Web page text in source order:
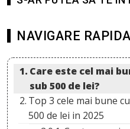
NAVIGARE
Care este cel mai
sub 500 de lei?
Top 3 cele mai bune
500 de lei in 2025